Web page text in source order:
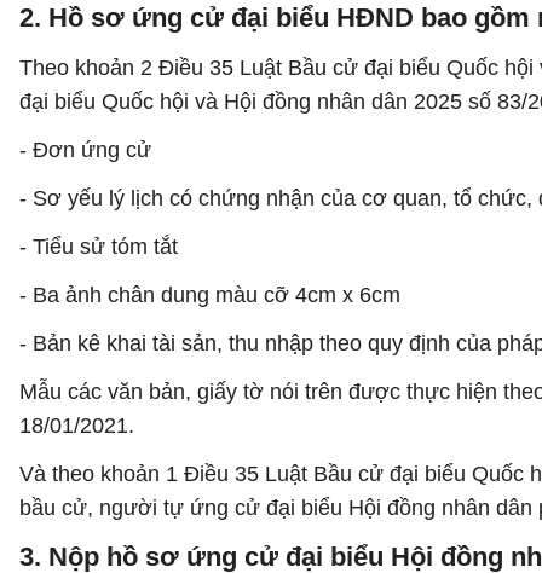
2. Hồ sơ ứng cử đại biểu HĐND bao gồm
Theo khoản 2 Điều 35 Luật Bầu cử đại biểu Quốc
đại biểu Quốc hội và Hội đồng nhân dân 2025 số
- Đơn ứng cử
- Sơ yếu lý lịch có chứng nhận của cơ quan, tổ chức,
- Tiểu sử tóm tắt
- Ba ảnh chân dung màu cỡ 4cm x 6cm
- Bản kê khai tài sản, thu nhập theo quy định của
Mẫu các văn bản, giấy tờ nói trên được thực hiện
18/01/2021.
Và theo khoản 1 Điều 35 Luật Bầu cử đại biểu Quốc
bầu cử, người tự ứng cử đại biểu Hội đồng nhân
3. Nộp hồ sơ ứng cử đại biểu Hội đồng